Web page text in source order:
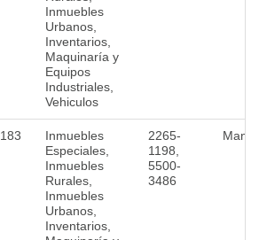
Inmuebles
Urbanos,
Inventarios,
Maquinaría y
Equipos
Industriales,
Vehiculos
183
Inmuebles
Especiales,
Inmuebles
Rurales,
Inmuebles
Urbanos,
Inventarios,
2265-
1198,
5500-
3486